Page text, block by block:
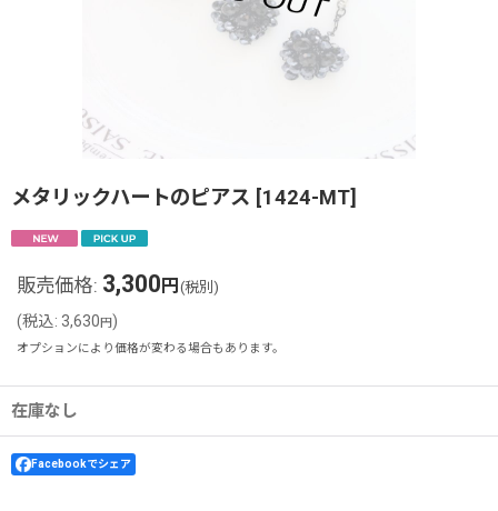
メタリックハートのピアス [1424-MT]
販売価格: 3,300 円 (税別)
(税込: 3,630円)
オプションにより価格が変わる場合もあります。
在庫なし
Facebookでシェア